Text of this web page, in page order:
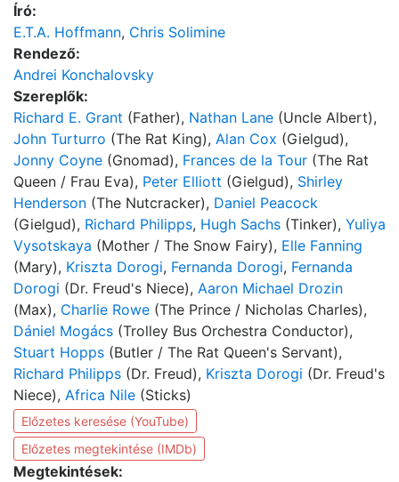
Író:
E.T.A. Hoffmann, Chris Solimine
Rendező:
Andrei Konchalovsky
Szereplők:
Richard E. Grant (Father), Nathan Lane (Uncle Albert),
John Turturro (The Rat King), Alan Cox (Gielgud),
Jonny Coyne (Gnomad), Frances de la Tour (The Rat
Queen / Frau Eva), Peter Elliott (Gielgud), Shirley
Henderson (The Nutcracker), Daniel Peacock
(Gielgud), Richard Philipps, Hugh Sachs (Tinker), Yuliya
Vysotskaya (Mother / The Snow Fairy), Elle Fanning
(Mary), Kriszta Dorogi, Fernanda Dorogi, Fernanda
Dorogi (Dr. Freud's Niece), Aaron Michael Drozin
(Max), Charlie Rowe (The Prince / Nicholas Charles),
Dániel Mogács (Trolley Bus Orchestra Conductor),
Stuart Hopps (Butler / The Rat Queen's Servant),
Richard Philipps (Dr. Freud), Kriszta Dorogi (Dr. Freud's
Niece), Africa Nile (Sticks)
Előzetes keresése (YouTube)
Előzetes megtekintése (IMDb)
Megtekintések: